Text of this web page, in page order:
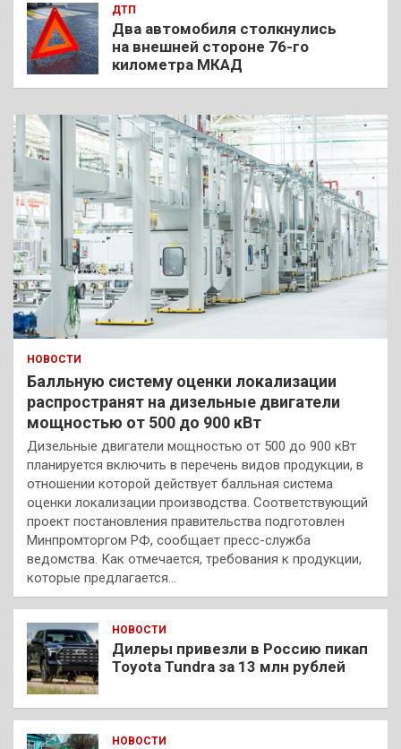
ДТП
Два автомобиля столкнулись
на внешней стороне 76-го
километра МКАД
НОВОСТИ
Балльную систему оценки локализации
распространят на дизельные двигатели
мощностью от 500 до 900 кВт
Дизельные двигатели мощностью от 500 до 900 кВт
планируется включить в перечень видов продукции, в
отношении которой действует балльная система
оценки локализации производства. Соответствующий
проект постановления правительства подготовлен
Минпромторгом РФ, сообщает пресс-служба
ведомства. Как отмечается, требования к продукции,
которые предлагается…
НОВОСТИ
Дилеры привезли в Россию пикап
Toyota Tundra за 13 млн рублей
НОВОСТИ